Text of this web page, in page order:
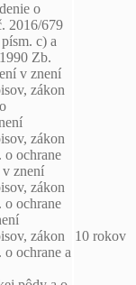
o
2016/679
c) a
Zb.
v znení
zákon
zákon
o ochrane
znení
zákon
o ochrane
zákon
ochrane a
10 rokov